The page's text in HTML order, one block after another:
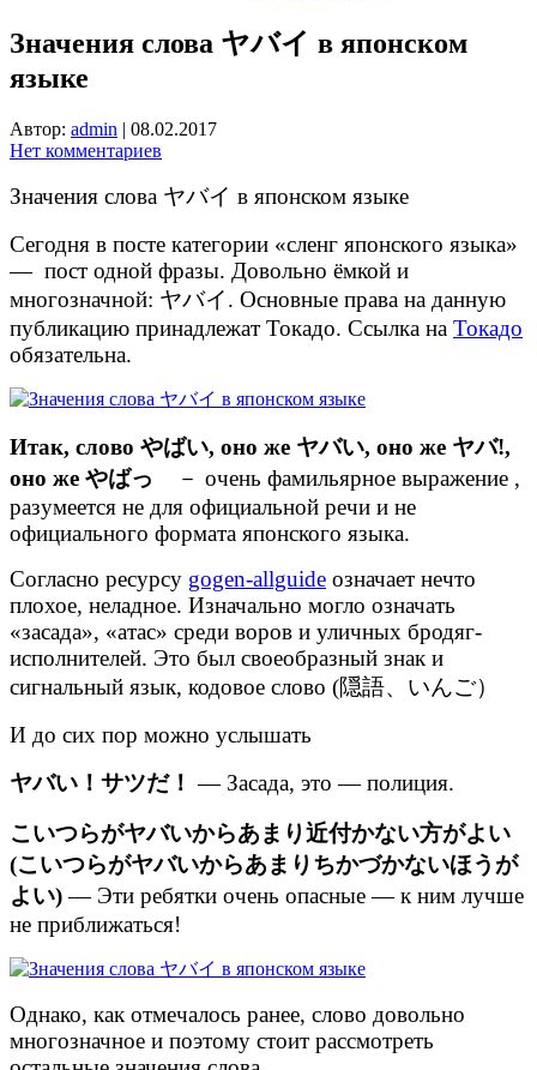
Значения слова ヤバイ в японском
языке
Автор: admin | 08.02.2017
Нет комментариев
Значения слова ヤバイ в японском языке
Сегодня в посте категории «сленг японского языка»
— пост одной фразы. Довольно ёмкой и
многозначной: ヤバイ. Основные права на данную
публикацию принадлежат Токадо. Ссылка на Токадо
обязательна.
Итак, слово やばい, оно же ヤバい, оно же ヤバ!,
оно же やばっ － очень фамильярное выражение ,
разумеется не для официальной речи и не
официального формата японского языка.
Согласно ресурсу gogen-allguide означает нечто
плохое, неладное. Изначально могло означать
«засада», «атас» среди воров и уличных бродяг-
исполнителей. Это был своеобразный знак и
сигнальный язык, кодовое слово (隠語、いんご）
И до сих пор можно услышать
ヤバい！サツだ！ — Засада, это — полиция.
こいつらがヤバいからあまり近付かない方がよい
(こいつらがヤバいからあまりちかづかないほうが
よい)— Эти ребятки очень опасные — к ним лучше
не приближаться!
Однако, как отмечалось ранее, слово довольно
многозначное и поэтому стоит рассмотреть